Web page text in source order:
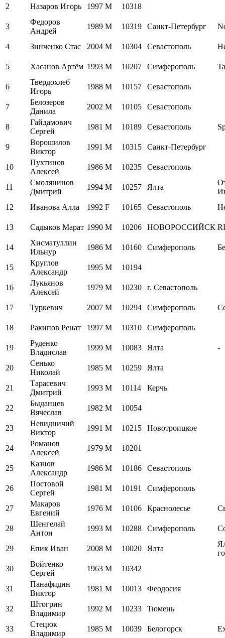
2 Назаров Игорь 1997 M 10318
3
Федоров
Андрей
1989 M 10319 Санкт-Петербург
4 Зинченко Стас 2004 M 10304 Севастополь
5 Хасанов Артём 1993 M 10207 Симферополь
6
Твердохлеб
Игорь
1988 M 10157 Севастополь
7
Белозеров
Данила
2002 M 10105 Севастополь
8
Гайдамович
Сергей
1981 M 10189 Севастополь
9
Ворошилов
Виктор
1991 M 10315 Санкт-Петербург
10
Пухтинов
Алексей
1986 M 10235 Севастополь
11
Смолянинов
Дмитрий
1994 M 10257 Ялта
12
Иванова Алла 1992 F 10165 Севастополь
13 Садыков Марат 1990 M 10206 НОВОРОССИЙСК
14
Хисматуллин
Ильнур
1986 M 10160 Симферополь
15
Круглов
Александр
1995 M 10194
16
Лукьянов
Алексей
1979 M 10230 г. Севастополь
17 Туркевич 2007 M 10294 Симферополь
18 Ракипов Ренат 1997 M 10310 Симферополь
19
Руденко
Владислав
1999 M 10083 Ялта -
20
Сенько
Николай
1985 M 10259 Ялта
21
Тарасевич
Дмитрий
1993 M 10114 Керчь
22
Быданцев
Вячеслав
1982 M 10054
23
Невидничий
Виктор
1991 M 10215 Новотроицкое
24
Романов
Алексей
1979 M 10201
25
Казнов
Александр
1986 M 10186 Севастополь
26
Постовой
Сергей
1981 M 10191 Симферополь
27
Макаров
Евгений
1976 M 10106 Краснолесье
28
Шенгелай
Антон
1993 M 10288 Симферополь
29 Епик Иван 2008 M 10020 Ялта
30
Войтенко
Сергей
1963 M 10342
31
Панафидин
Виктор
1981 M 10013 Феодосия
32
Штогрин
Владимир
1992 M 10233 Тюмень
33
Стецюк
Владимир
1985 M 10039 Белогорск